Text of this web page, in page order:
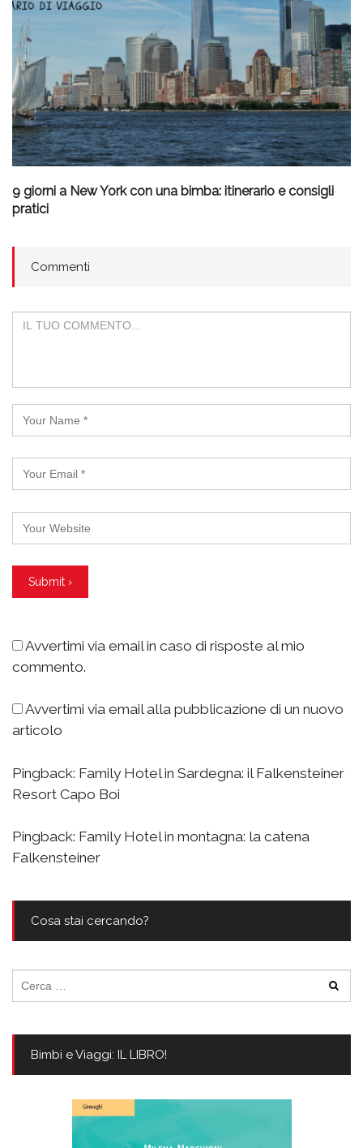
9 giorni a New York con una bimba: itinerario e consigli
pratici
Commenti
Avvertimi via email in caso di risposte al mio
commento.
Avvertimi via email alla pubblicazione di un nuovo
articolo
Pingback: Family Hotel in Sardegna: il Falkensteiner
Resort Capo Boi
Pingback: Family Hotel in montagna: la catena
Falkensteiner
Cosa stai cercando?
per:
Bimbi e Viaggi: IL LIBRO!